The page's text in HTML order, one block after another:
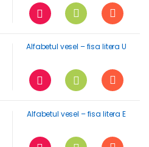
Alfabetul vesel – fisa litera U
Alfabetul vesel – fisa litera E